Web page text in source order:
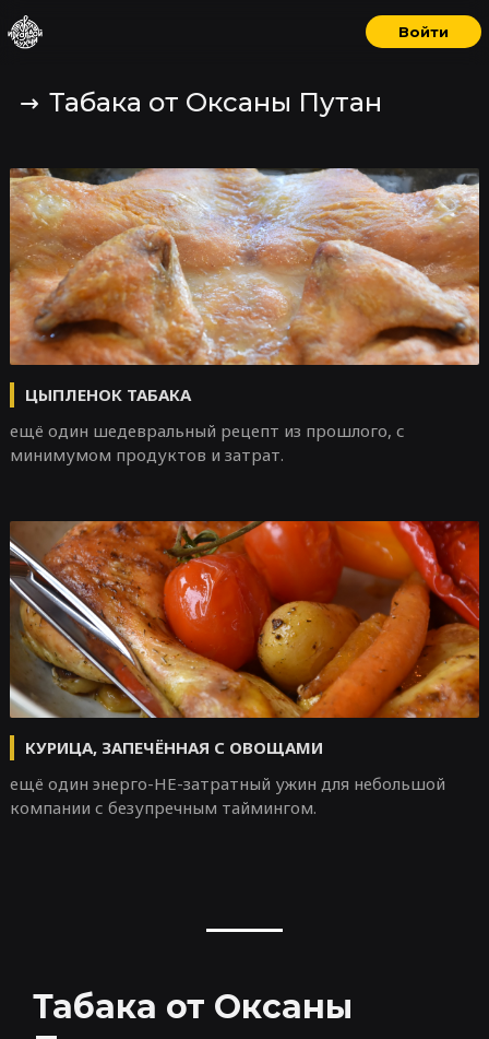
Войти
Табака от Оксаны Путан
ЦЫПЛЕНОК ТАБАКА
ещё один шедевральный рецепт из прошлого, с
минимумом продуктов и затрат.
КУРИЦА, ЗАПЕЧЁННАЯ С ОВОЩАМИ
ещё один энерго-НЕ-затратный ужин для небольшой
компании с безупречным таймингом.
Табака от Оксаны